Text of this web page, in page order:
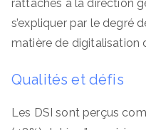
rattachés à la direction
s’expliquer par le degré
matière de digitalisation
Qualités et défis
Les DSI sont perçus